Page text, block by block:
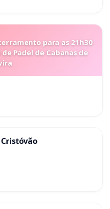
para as 21h30
Padel de Cabanas de